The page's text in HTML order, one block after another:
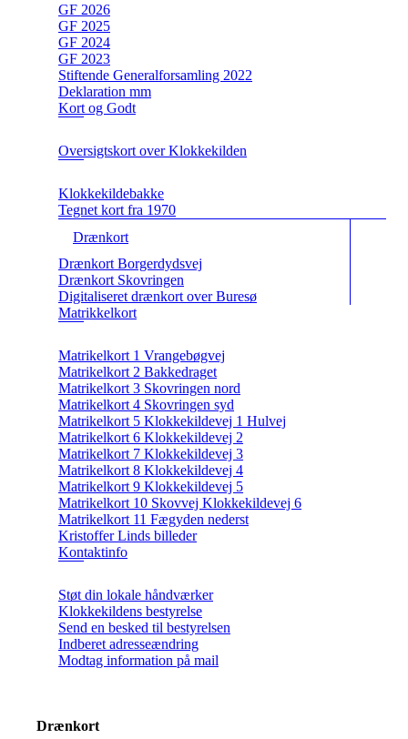
GF 2026
GF 2025
GF 2024
GF 2023
Stiftende Generalforsamling 2022
Deklaration mm
Kort og Godt
Oversigtskort over Klokkekilden
Klokkekildebakke
Tegnet kort fra 1970
Drænkort
Drænkort Borgerdydsvej
Drænkort Skovringen
Digitaliseret drænkort over Buresø
Matrikkelkort
Matrikelkort 1 Vrangebøgvej
Matrikelkort 2 Bakkedraget
Matrikelkort 3 Skovringen nord
Matrikelkort 4 Skovringen syd
Matrikelkort 5 Klokkekildevej 1 Hulvej
Matrikelkort 6 Klokkekildevej 2
Matrikelkort 7 Klokkekildevej 3
Matrikelkort 8 Klokkekildevej 4
Matrikelkort 9 Klokkekildevej 5
Matrikelkort 10 Skovvej Klokkekildevej 6
Matrikelkort 11 Fægyden nederst
Kristoffer Linds billeder
Kontaktinfo
Støt din lokale håndværker
Klokkekildens bestyrelse
Send en besked til bestyrelsen
Indberet adresseændring
Modtag information på mail
Drænkort